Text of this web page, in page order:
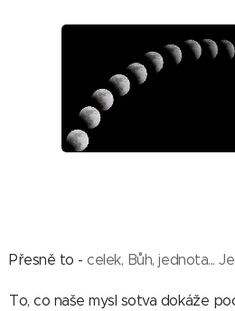
Přesně to -celek, Bůh, jednota...
To, co naše mysl sotva dokáže